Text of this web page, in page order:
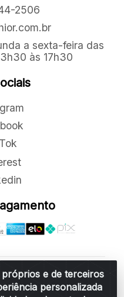
e de terceiros
personalizada
2506
a sexta-feira das
às 17h30
LTDA - R: Rua
Alves, 876 - Santa